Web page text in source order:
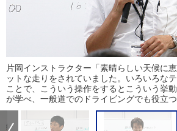
片岡インストラクター「素晴らしい天候に
ットな走りをされていました。いろいろな
ことで、こういう操作をするとこういう挙
が学べ、一般道でのドライビングでも役立つ